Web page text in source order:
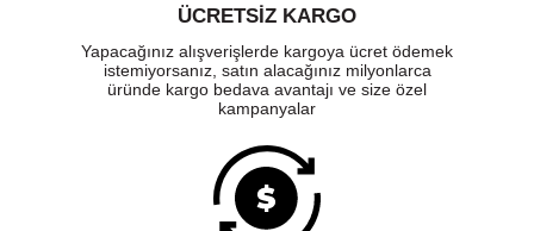
ÜCRETSIZ KARGO
Yapacağınız alışverişlerde kargoya ücret ödemek
istemiyorsanız, satın alacağınız milyonlarca
üründe kargo bedava avantajı ve size özel
kampanyalar